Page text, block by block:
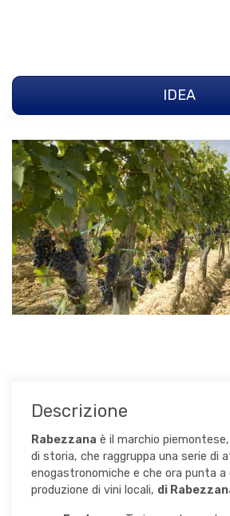
IDEA
STRATEGIA
TEAM
ALLEGATI
INVESTITORI(87)
Q&A
PRESS
Descrizione
Rabezzana è il marchio
di storia, che raggruppa una serie di
enogastronomiche e che ora punta a
produzione di vini locali, di